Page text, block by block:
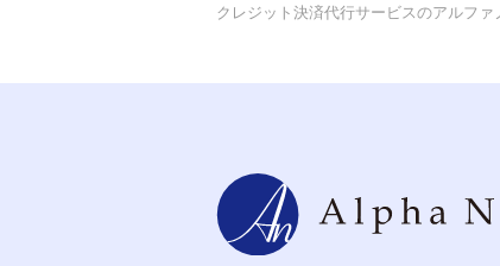
クレジット決済代行サービスのアルファ